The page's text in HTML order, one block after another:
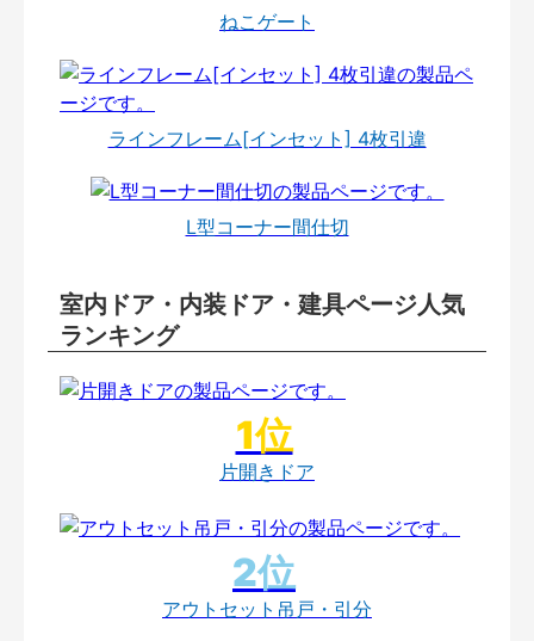
ねこゲート
ラインフレーム[インセット] 4枚引違
L型コーナー間仕切
室内ドア・内装ドア・建具ページ人気
ランキング
片開きドア
アウトセット吊戸・引分